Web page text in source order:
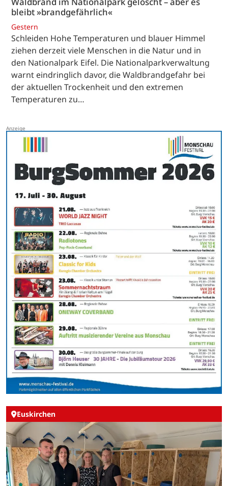
bleibt »brandgefährlich«
Gestern
Schleiden Hohe Temperaturen und blauer Himmel
ziehen derzeit viele Menschen in die Natur und in
den Nationalpark Eifel. Die Nationalparkverwaltung
warnt eindringlich davor, die Waldbrandgefahr bei
der aktuellen Trockenheit und den extremen
Temperaturen zu…
Euskirchen